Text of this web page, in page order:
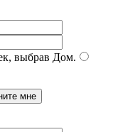
выбрав Дом.